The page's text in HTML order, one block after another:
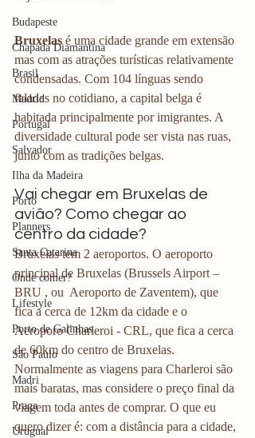
Budapeste
Chapada Diamantina
Brasil
Madrid
Portugal
Salvador
Ilha da Madeira
Porto
Planners
Santa Catarina
Onde comer?
Lifestyle
Porto de Galinhas
São Paulo
Madri
Praga
Uruguai
Bruxelas é uma cidade grande em extensão
mas com as atrações turísticas relativamente
condensadas. Com 104 línguas sendo
faladas no cotidiano, a capital belga é
habitada principalmente por imigrantes. A
diversidade cultural pode ser vista nas ruas,
junto com as tradições belgas.
Vai chegar em Bruxelas de
avião? Como chegar ao
centro da cidade?
Bruxelas tem 2 aeroportos. O aeroporto
principal de Bruxelas (Brussels Airport –
BRU , ou  Aeroporto de Zaventem), que
fica a cerca de 12km da cidade e o
Aeroporo Charleroi - CRL, que fica a cerca
de 60km do centro de Bruxelas.
Normalmente as viagens para Charleroi são
mais baratas, mas considere o preço final da
viagem toda antes de comprar. O que eu
quero dizer é: com a distância para a cidade,